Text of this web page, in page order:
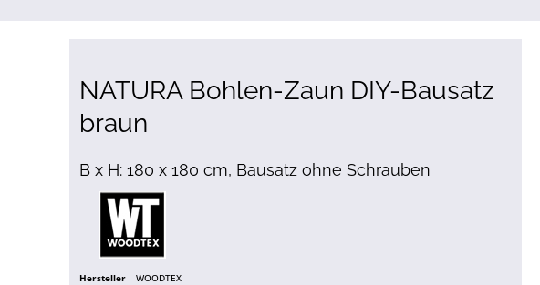
NATURA Bohlen-Zaun DIY-Bausatz
braun
B x H: 180 x 180 cm, Bausatz ohne Schrauben
Hersteller
WOODTEX